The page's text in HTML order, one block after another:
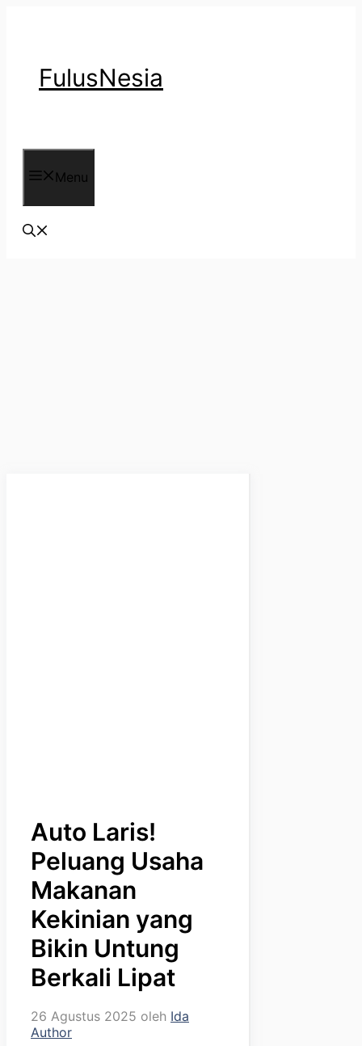
FulusNesia
Menu
Auto Laris!
Peluang Usaha
Makanan
Kekinian yang
Bikin Untung
Berkali Lipat
26 Agustus 2025 oleh Ida
Author